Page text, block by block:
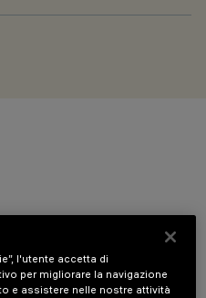
l'utente accetta di
per migliorare la navigazione
e assistere nelle nostre attività